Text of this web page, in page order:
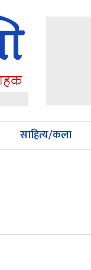
साहित्य/कला